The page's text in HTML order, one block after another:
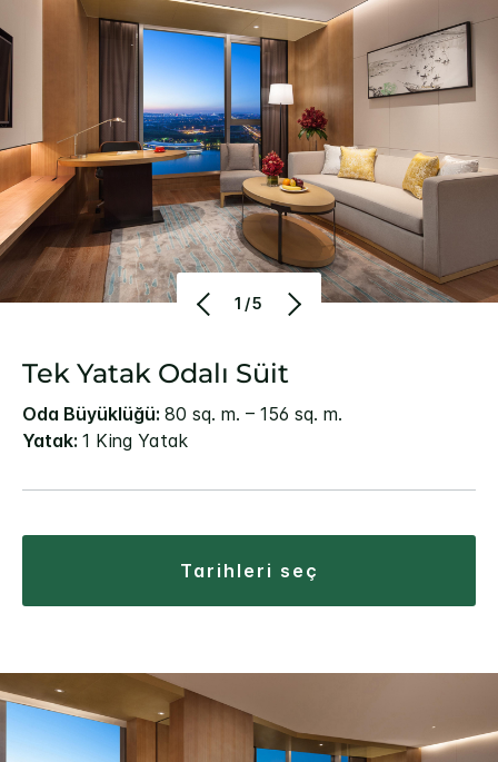
1/5
Tek Yatak Odalı Süit
Oda Büyüklüğü: 80 sq. m. – 156 sq. m.
Yatak: 1 King Yatak
tarihleri seç